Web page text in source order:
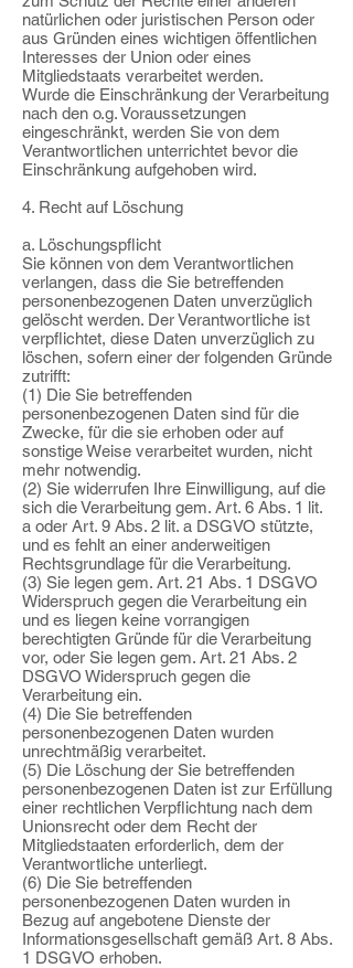
natürlichen oder juristischen Person oder
aus Gründen eines wichtigen öffentlichen
Interesses der Union oder eines
Mitgliedstaats verarbeitet werden.
Wurde die Einschränkung der Verarbeitung
nach den o.g. Voraussetzungen
eingeschränkt, werden Sie von dem
Verantwortlichen unterrichtet bevor die
Einschränkung aufgehoben wird.
4. Recht auf Löschung
a. Löschungspflicht
Sie können von dem Verantwortlichen
verlangen, dass die Sie betreffenden
personenbezogenen Daten unverzüglich
gelöscht werden. Der Verantwortliche ist
verpflichtet, diese Daten unverzüglich zu
löschen, sofern einer der folgenden Gründe
zutrifft:
(1) Die Sie betreffenden
personenbezogenen Daten sind für die
Zwecke, für die sie erhoben oder auf
sonstige Weise verarbeitet wurden, nicht
mehr notwendig.
(2) Sie widerrufen Ihre Einwilligung, auf die
sich die Verarbeitung gem. Art. 6 Abs. 1 lit.
a oder Art. 9 Abs. 2 lit. a DSGVO stützte,
und es fehlt an einer anderweitigen
Rechtsgrundlage für die Verarbeitung.
(3) Sie legen gem. Art. 21 Abs. 1 DSGVO
Widerspruch gegen die Verarbeitung ein
und es liegen keine vorrangigen
berechtigten Gründe für die Verarbeitung
vor, oder Sie legen gem. Art. 21 Abs. 2
DSGVO Widerspruch gegen die
Verarbeitung ein.
(4) Die Sie betreffenden
personenbezogenen Daten wurden
unrechtmäßig verarbeitet.
(5) Die Löschung der Sie betreffenden
personenbezogenen Daten ist zur Erfüllung
einer rechtlichen Verpflichtung nach dem
Unionsrecht oder dem Recht der
Mitgliedstaaten erforderlich, dem der
Verantwortliche unterliegt.
(6) Die Sie betreffenden
personenbezogenen Daten wurden in
Bezug auf angebotene Dienste der
Informationsgesellschaft gemäß Art. 8 Abs.
1 DSGVO erhoben.